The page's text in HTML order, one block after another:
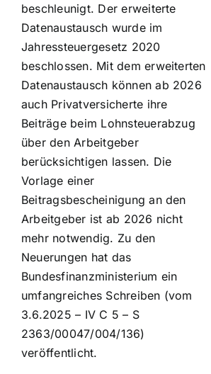
beschleunigt. Der erweiterte
Datenaustausch wurde im
Jahressteuergesetz 2020
beschlossen. Mit dem erweiterten
Datenaustausch können ab 2026
auch Privatversicherte ihre
Beiträge beim Lohnsteuerabzug
über den Arbeitgeber
berücksichtigen lassen. Die
Vorlage einer
Beitragsbescheinigung an den
Arbeitgeber ist ab 2026 nicht
mehr notwendig. Zu den
Neuerungen hat das
Bundesfinanzministerium ein
umfangreiches Schreiben (vom
3.6.2025 – IV C 5 – S
2363/00047/004/136)
veröffentlicht.